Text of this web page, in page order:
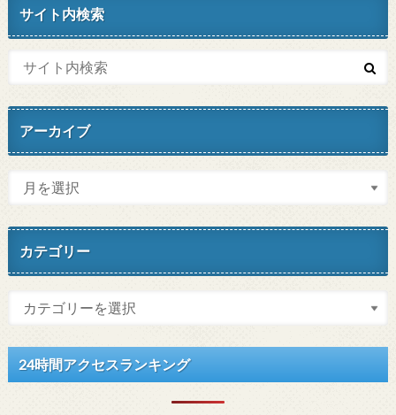
サイト内検索
アーカイブ
カテゴリー
24時間アクセスランキング